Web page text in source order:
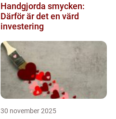
Handgjorda smycken:
Därför är det en värd
investering
30 november 2025